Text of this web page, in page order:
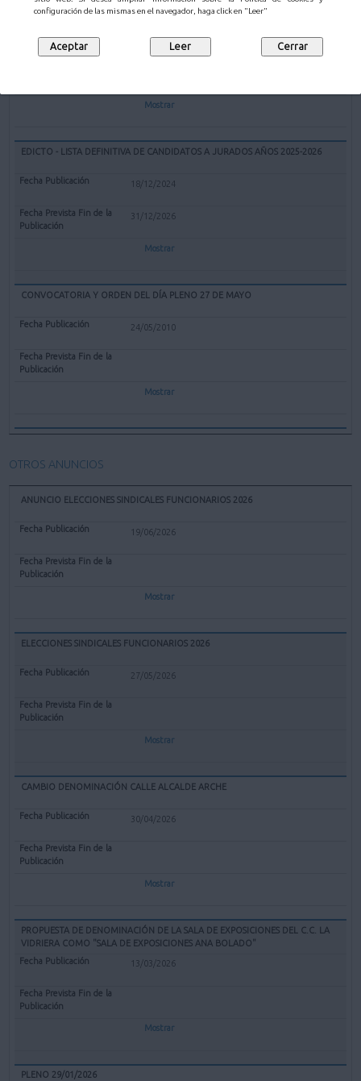
configuración de las mismas en el navegador, haga click en "Leer"
EXPEDIENTE REDENOMINACIÓN BOLERA CUBIERTA "EL PARQUE" DE
12/02/2025
Mostrar
EDICTO - LISTA DEFINITIVA DE CANDIDATOS A JURADOS AÑOS 2025-2026
18/12/2024
31/12/2026
Mostrar
CONVOCATORIA Y ORDEN DEL DÍA PLENO 27 DE MAYO
24/05/2010
Mostrar
OTROS ANUNCIOS
ANUNCIO ELECCIONES SINDICALES FUNCIONARIOS 2026
19/06/2026
Mostrar
ELECCIONES SINDICALES FUNCIONARIOS 2026
27/05/2026
Mostrar
CAMBIO DENOMINACIÓN CALLE ALCALDE ARCHE
30/04/2026
Mostrar
PROPUESTA DE DENOMINACIÓN DE LA SALA DE EXPOSICIONES DEL C.C. LA
VIDRIERA COMO "SALA DE EXPOSICIONES ANA BOLADO"
13/03/2026
Mostrar
PLENO 29/01/2026